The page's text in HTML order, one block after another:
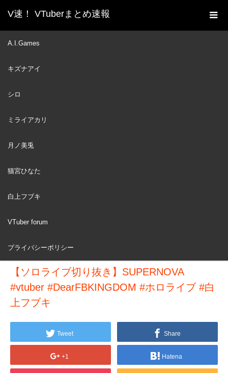
V速！ VTuberまとめ速報
A.I.Games
キズナアイ
シロ
ミライアカリ
月ノ美兎
猫宮ひなた
白上フブキ
VTuber forum
プライバシーポリシー
ホーム
新着動画一覧
フブキ
MAR
【ソロライブ切り抜き】SUPERNOVA
#vtuber #DearFBKINGDOM #ホロライブ #白
上フブキ
Tweet Share
+1 Hatena